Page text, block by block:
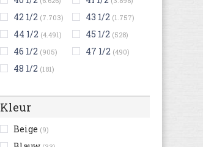
42 1/2 (7.703) 43 1/2 (1.757)
44 1/2 (4.491) 45 1/2 (528)
46 1/2 (905) 47 1/2 (490)
48 1/2 (181)
Kleur
Beige (9)